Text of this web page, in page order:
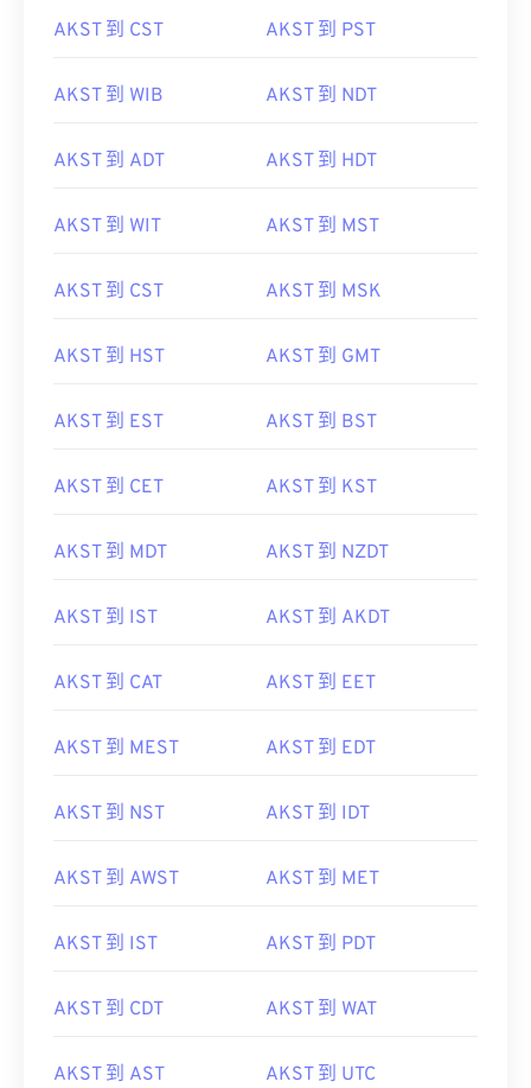
AKST 到 CST AKST 到 PST
AKST 到 WIB AKST 到 NDT
AKST 到 ADT AKST 到 HDT
AKST 到 WIT AKST 到 MST
AKST 到 CST AKST 到 MSK
AKST 到 HST AKST 到 GMT
AKST 到 EST AKST 到 BST
AKST 到 CET AKST 到 KST
AKST 到 MDT AKST 到 NZDT
AKST 到 IST AKST 到 AKDT
AKST 到 CAT AKST 到 EET
AKST 到 MEST AKST 到 EDT
AKST 到 NST AKST 到 IDT
AKST 到 AWST AKST 到 MET
AKST 到 IST AKST 到 PDT
AKST 到 CDT AKST 到 WAT
AKST 到 AST AKST 到 UTC